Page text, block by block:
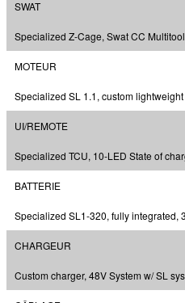
SWAT
Specialized Z-Cage, Swat CC
MOTEUR
Specialized SL 1.1, custom
UI/REMOTE
Specialized TCU, 10-LED State of
BATTERIE
Specialized SL1-320, fully integrated,
CHARGEUR
Custom charger, 48V System w/ SL